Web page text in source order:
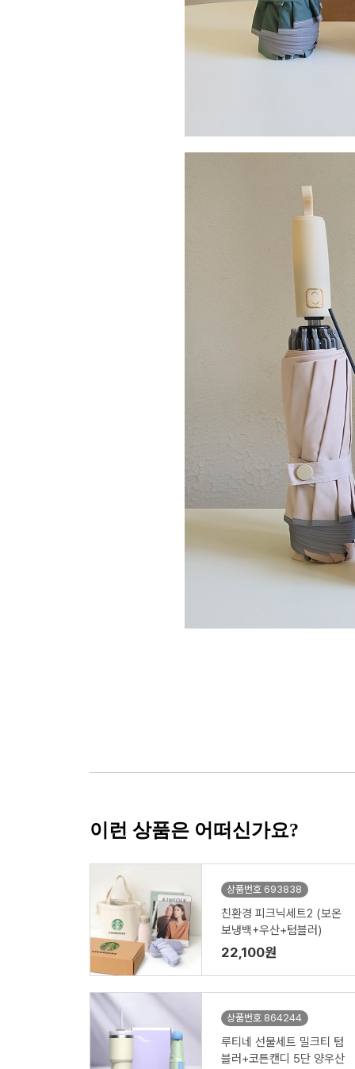
이런 상품은 어떠신가요?
상품번호 693838
친환경 피크닉세트2 (보온
보냉백+우산+텀블러)
22,100원
상품번호 864244
루티네 선물세트 밀크티 텀
블러+코튼캔디 5단 양우산